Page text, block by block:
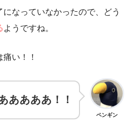
なっていなかったので、どう
ようですね。
い！！
ペンギン
ああああ！！